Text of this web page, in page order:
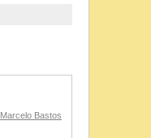
Marcelo Bastos